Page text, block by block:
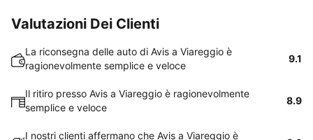
Valutazioni Dei Clienti
La riconsegna delle auto di Avis a Viareggio è
ragionevolmente semplice e veloce
9.1
Il ritiro presso Avis a Viareggio è ragionevolmente
semplice e veloce
8.9
I nostri clienti affermano che Avis a Viareggio è